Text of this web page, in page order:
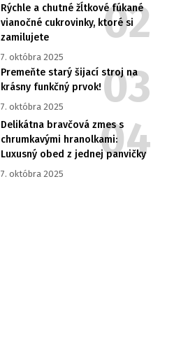
Rýchle a chutné žĺtkové fúkané
vianočné cukrovinky, ktoré si
zamilujete
7. októbra 2025
Premeňte starý šijací stroj na
krásny funkčný prvok!
7. októbra 2025
Delikátna bravčová zmes s
chrumkavými hranolkami:
Luxusný obed z jednej panvičky
7. októbra 2025